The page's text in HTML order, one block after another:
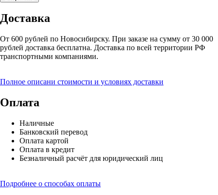
Доставка
От 600 рублей по Новосибирску. При заказе на сумму от 30 000
рублей доставка бесплатна. Доставка по всей территории РФ
транспортными компаниями.
Полное описани стоимости и условиях доставки
Оплата
Наличные
Банковский перевод
Оплата картой
Оплата в кредит
Безналичный расчёт для юридический лиц
Подробнее о способах оплаты